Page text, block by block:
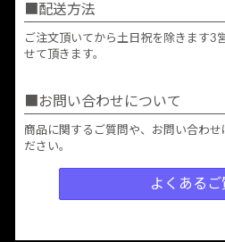
配送方法
ご注文頂いてから土日祝を除きます3
せて頂きます。
お問い合わせについて
商品に関するご質問や、お問い合わせ
ださい。
よくあるご